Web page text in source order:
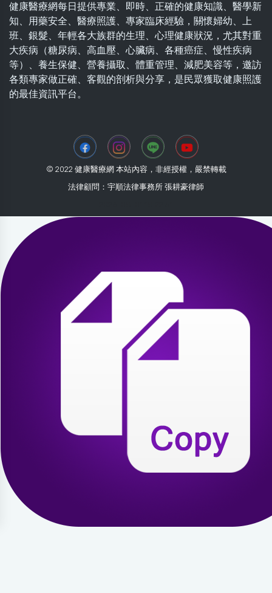
健康醫療網每日提供專業、即時、正確的健康知識、醫學新
知、用藥安全、醫療照護、專家臨床經驗，關懷婦幼、上
班、銀髮、年輕各大族群的生理、心理健康狀況，尤其對重
大疾病（糖尿病、高血壓、心臟病、各種癌症、慢性疾病
等）、養生保健、營養攝取、體重管理、減肥美容等，邀訪
各類專家做正確、客觀的剖析與分享，是民眾獲取健康照護
的最佳資訊平台。
© 2022 健康醫療網 本站內容，非經授權，嚴禁轉載
法律顧問：宇順法律事務所 張耕豪律師